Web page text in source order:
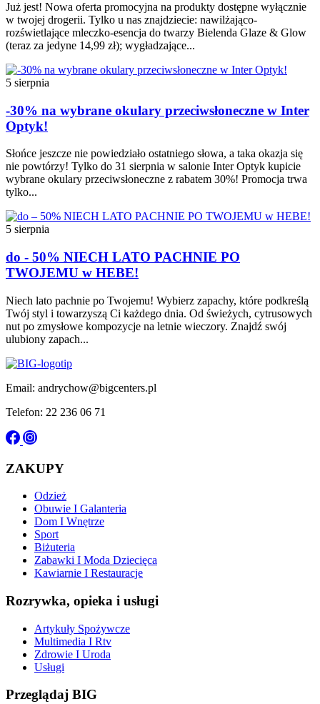
Już jest! Nowa oferta promocyjna na produkty dostępne wyłącznie
w twojej drogerii. Tylko u nas znajdziecie: nawilżająco-
rozświetlające mleczko-esencja do twarzy Bielenda Glaze & Glow
(teraz za jedyne 14,99 zł); wygładzające...
5 sierpnia
-30% na wybrane okulary przeciwsłoneczne w Inter
Optyk!
Słońce jeszcze nie powiedziało ostatniego słowa, a taka okazja się
nie powtórzy! Tylko do 31 sierpnia w salonie Inter Optyk kupicie
wybrane okulary przeciwsłoneczne z rabatem 30%! Promocja trwa
tylko...
5 sierpnia
do - 50% NIECH LATO PACHNIE PO
TWOJEMU w HEBE!
Niech lato pachnie po Twojemu! Wybierz zapachy, które podkreślą
Twój styl i towarzyszą Ci każdego dnia. Od świeżych, cytrusowych
nut po zmysłowe kompozycje na letnie wieczory. Znajdź swój
ulubiony zapach...
Email: andrychow@bigcenters.pl
Telefon: 22 236 06 71
ZAKUPY
Odzież
Obuwie I Galanteria
Dom I Wnętrze
Sport
Biżuteria
Zabawki I Moda Dziecięca
Kawiarnie I Restauracje
Rozrywka, opieka i usługi
Artykuły Spożywcze
Multimedia I Rtv
Zdrowie I Uroda
Usługi
Przeglądaj BIG